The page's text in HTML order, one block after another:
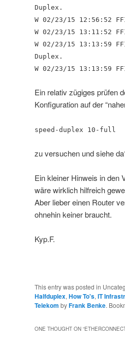
Duplex.
W 02/23/15 12:56:52
W 02/23/15 13:11:52
W 02/23/15 13:13:59
Duplex.
W 02/23/15 13:13:59
Ein relativ zügiges prüfen
Konfiguration auf der
speed-duplex 10-full
zu versuchen und siehe
Ein kleiner Hinweis in den
wäre wirklich hilfreich
Aber lieber einen Router
ohnehin keiner braucht.
Kyp.F.
This entry was posted in
Halfduplex, How To's, IT
Telekom byFrank Benke.
ONE THOUGHT ON “